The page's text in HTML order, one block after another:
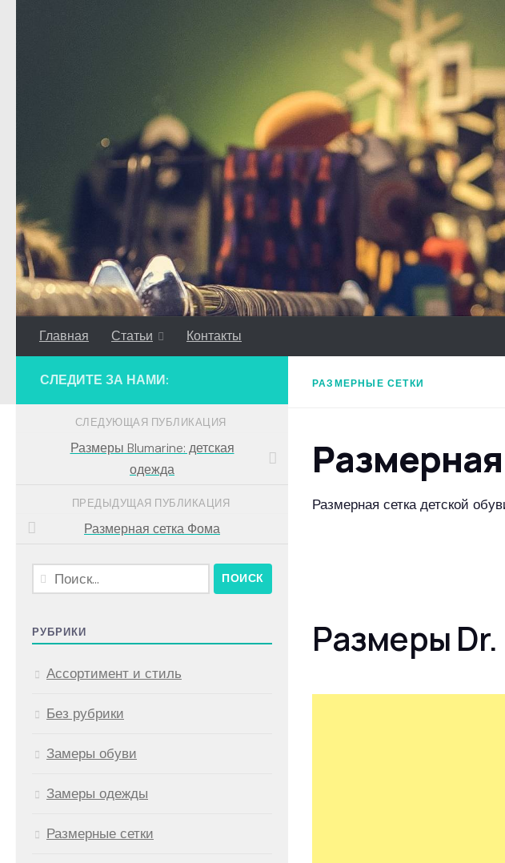
Главная Статьи Контакты
РАЗМЕРНЫЕ СЕТКИ
Размерная сетка детской
Размеры
СЛЕДИТЕ ЗА НАМИ:
СЛЕДУЮЩАЯ ПУБЛИКАЦИЯ
Размеры Blumarine: детская
одежда
ПРЕДЫДУЩАЯ ПУБЛИКАЦИЯ
Размерная сетка Фома
Найти:
РУБРИКИ
Ассортимент и стиль
Без рубрики
Замеры обуви
Замеры одежды
Размерные сетки